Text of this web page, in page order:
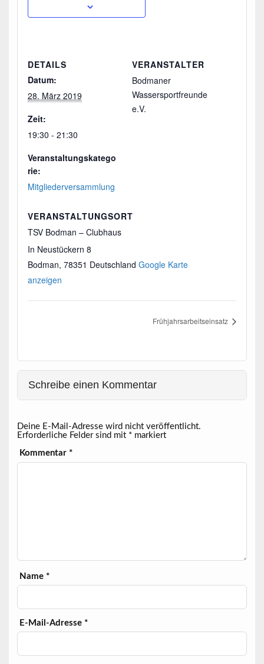
DETAILS
Datum:
28. März 2019
Zeit:
19:30 - 21:30
Veranstaltungskatego
rie:
Mitgliederversammlung
VERANSTALTUNGSORT
TSV Bodman – Clubhaus
In Neustückern 8
Bodman, 78351 Deutschland Google Karte
anzeigen
VERANSTALTER
Bodmaner
Wassersportfreunde
e.V.
Frühjahrsarbeitseinsatz
Schreibe einen Kommentar
Deine E-Mail-Adresse wird nicht veröffentlicht.
Erforderliche Felder sind mit *markiert
Kommentar *
Name *
E-Mail-Adresse *